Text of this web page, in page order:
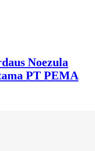
Noezula
PT PEMA